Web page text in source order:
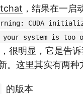
，结果在一启
CUDA
your system is too
，很明显，它是告
。这里其实有两种
的版本